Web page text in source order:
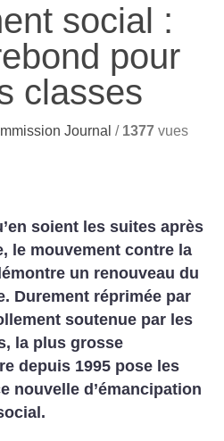
social :
pour
classes
Journal / 1377 vues
soient les suites après
le mouvement contre la
un renouveau du
Durement réprimée par
soutenue par les
la plus grosse
depuis 1995 pose les
nouvelle d’émancipation